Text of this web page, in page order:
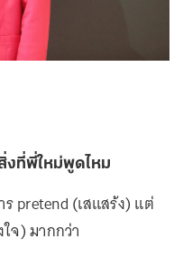
งที่พี่ใหม่พูดไหม
pretend (เสแสร้ง) แต่
จ) มากกว่า